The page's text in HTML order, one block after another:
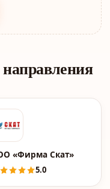
«Фирма Скат»
5.0